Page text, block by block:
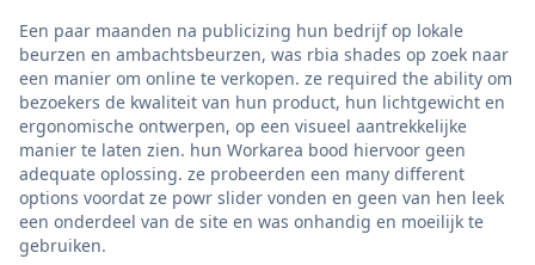
Een paar maanden na publicizing hun bedrijf op lokale
beurzen en ambachtsbeurzen, was rbia shades op zoek naar
een manier om online te verkopen. ze required the ability om
bezoekers de kwaliteit van hun product, hun lichtgewicht en
ergonomische ontwerpen, op een visueel aantrekkelijke
manier te laten zien. hun Workarea bood hiervoor geen
adequate oplossing. ze probeerden een many different
options voordat ze powr slider vonden en geen van hen leek
een onderdeel van de site en was onhandig en moeilijk te
gebruiken.